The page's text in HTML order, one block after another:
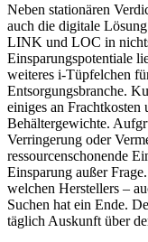
Neben stationären
auch die digitale
LINK und LOC in
Einsparungspotentiale
weiteres i-Tüpfelchen
Entsorgungsbranche.
einiges an Frachtkosten
Behältergewichte.
Verringerung oder
ressourcenschonende
Einsparung außer
welchen Herstellers –
Suchen hat ein Ende.
täglich Auskunft über